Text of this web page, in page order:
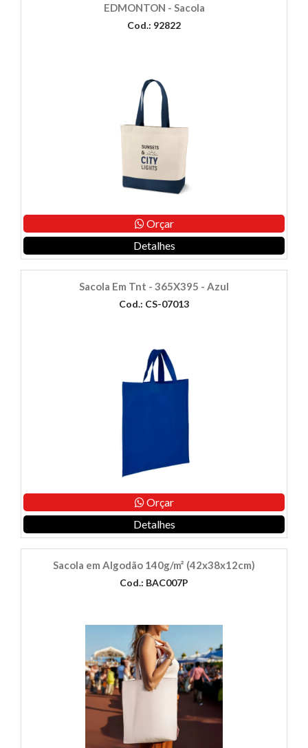
EDMONTON - Sacola
Cod.: 92822
Orçar
Detalhes
Sacola Em Tnt - 365X395 - Azul
Cod.: CS-07013
Orçar
Detalhes
Sacola em Algodão 140g/m² (42x38x12cm)
Cod.: BAC007P